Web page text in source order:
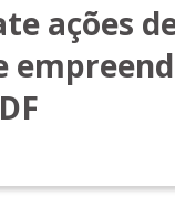
ações